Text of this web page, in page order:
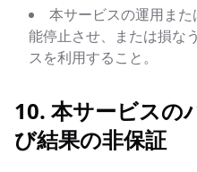
本サービスの運用ま
能停止させ、または損な
スを利用すること。
10. 本サービスの
び結果の非保証